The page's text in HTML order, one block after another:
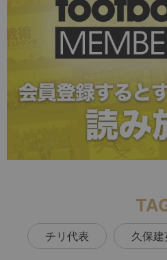
チリ代表 久保建